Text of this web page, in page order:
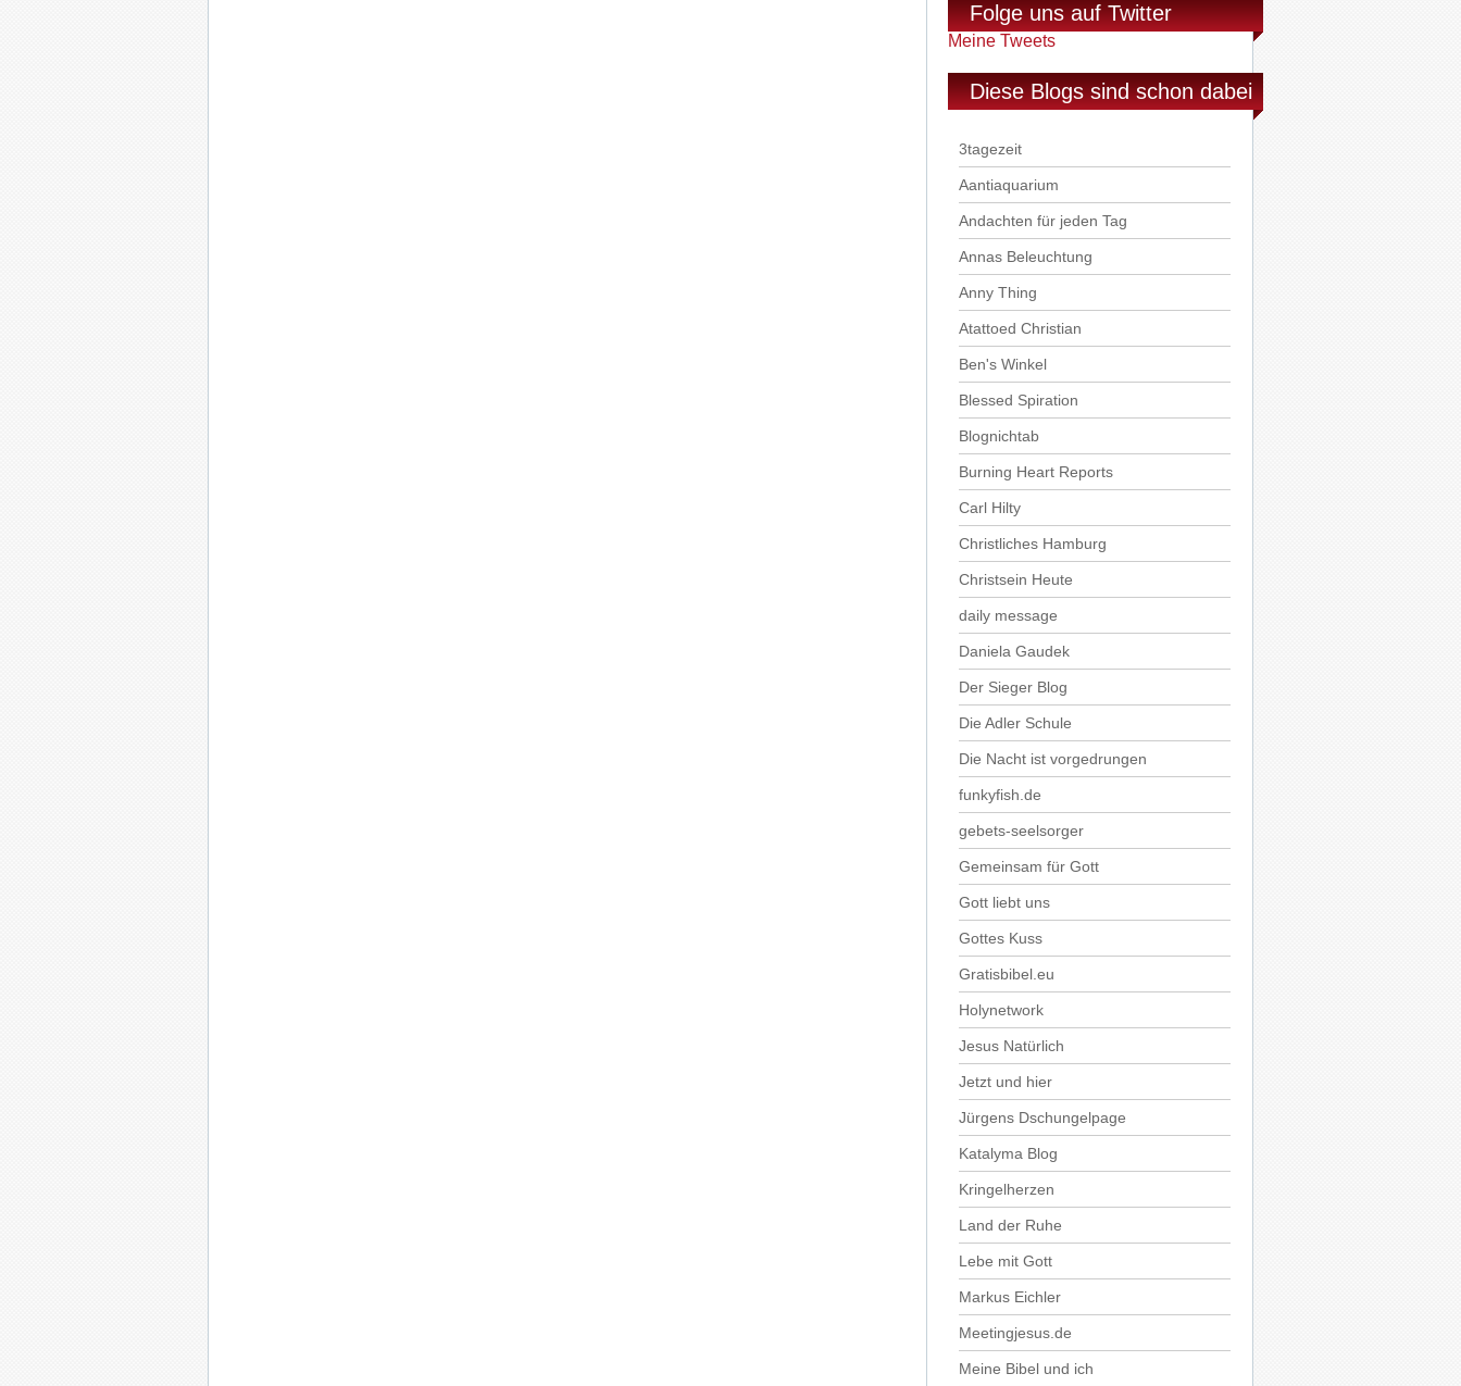
Folge uns auf Twitter
Meine Tweets
Diese Blogs sind schon dabei
3tagezeit
Aantiaquarium
Andachten für jeden Tag
Annas Beleuchtung
Anny Thing
Atattoed Christian
Ben's Winkel
Blessed Spiration
Blognichtab
Burning Heart Reports
Carl Hilty
Christliches Hamburg
Christsein Heute
daily message
Daniela Gaudek
Der Sieger Blog
Die Adler Schule
Die Nacht ist vorgedrungen
funkyfish.de
gebets-seelsorger
Gemeinsam für Gott
Gott liebt uns
Gottes Kuss
Gratisbibel.eu
Holynetwork
Jesus Natürlich
Jetzt und hier
Jürgens Dschungelpage
Katalyma Blog
Kringelherzen
Land der Ruhe
Lebe mit Gott
Markus Eichler
Meetingjesus.de
Meine Bibel und ich